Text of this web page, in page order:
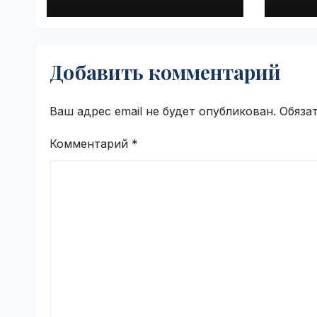
индийской
VseTime.ru
Добавить комментарий
Ваш адрес email не будет опубликован.
Комментарий *